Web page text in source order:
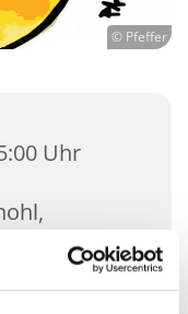
© Pfeffer
Uhr
Hagen